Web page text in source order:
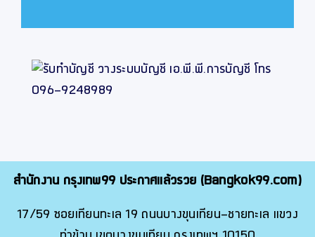
สำนักงาน กรุงเทพ99 ประกาศแล้วรวย (Bangkok99.com)
17/59 ซอยเทียนทะเล 19 ถนนบางขุนเทียน-ชายทะเล แขวง